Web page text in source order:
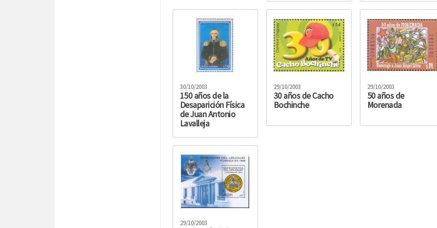
30/10/2003
150 años de la
Desaparición Física
de Juan Antonio
Lavalleja
29/10/2003
30 años de Cacho
Bochinche
29/10/2003
50 años de
Morenada
29/10/2003